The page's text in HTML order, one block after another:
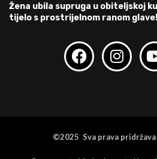
Žena ubila supruga u obiteljskoj
tijelo s prostrijelnom ranom glave!
©2025 Sva prava